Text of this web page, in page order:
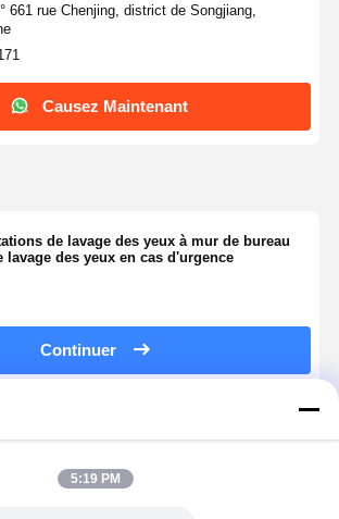
des yeux à pédale de pied
pour les yeux
yeux personnalisé
pour les lavages oculaires
661 rue Chenjing, district de Songjiang,
Causez Maintenant
de lavage des yeux à mur de bureau
lavage des yeux en cas d'urgence
Continuer
5:19 PM